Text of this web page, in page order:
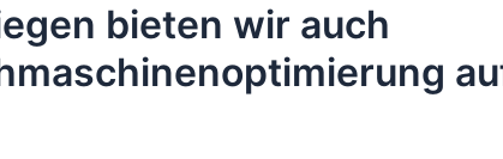
bieten wir auch